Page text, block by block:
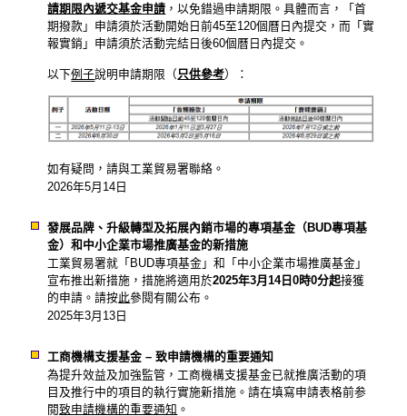
請期限內遞交基金申請 ，以免錯過申請期限。具體而言，「首
期撥款」申請須於活動開始日前45至120個曆日內提交，而「實
報實銷」申請須於活動完結日後60個曆日內提交。
以下例子說明申請期限（ 只供參考）：
如有疑問，請與工業貿易署聯絡。
2026年5月14日
發展品牌、升級轉型及拓展內銷市場的專項基金（BUD專項基
金）和中小企業市場推廣基金的新措施
工業貿易署就「BUD專項基金」和「中小企業市場推廣基金」
宣布推出新措施，措施將適用於2025年3月14日0時0分起接獲
的申請。請按此參閱有關公布。
2025年3月13日
工商機構支援基金 – 致申請機構的重要通知
為提升效益及加強監管，工商機構支援基金已就推廣活動的項
目及推行中的項目的執行實施新措施。請在填寫申請表格前参
閲致申請機構的重要通知 。